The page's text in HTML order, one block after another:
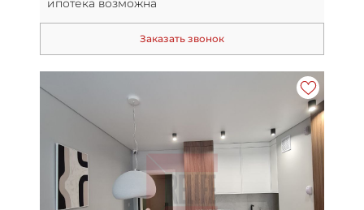
ипотека возможна
Заказать звонок